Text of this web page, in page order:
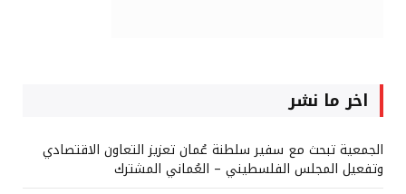
اخر ما نشر
الجمعية تبحث مع سفير سلطنة عُمان تعزيز التعاون الاقتصادي
وتفعيل المجلس الفلسطيني – العُماني المشترك